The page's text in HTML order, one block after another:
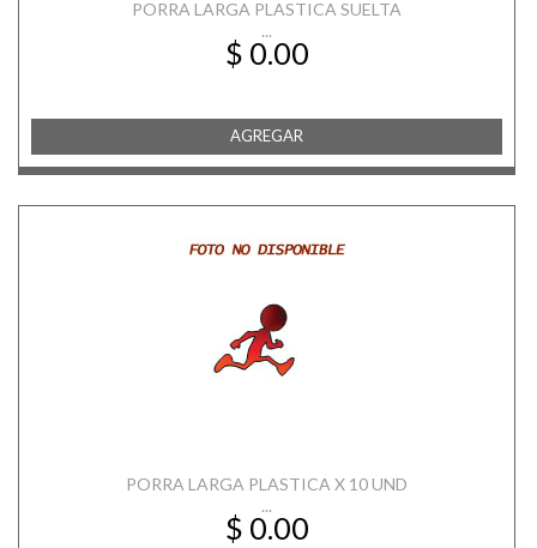
PORRA LARGA PLASTICA SUELTA
...
$ 0.00
AGREGAR
PORRA LARGA PLASTICA X 10 UND
...
$ 0.00